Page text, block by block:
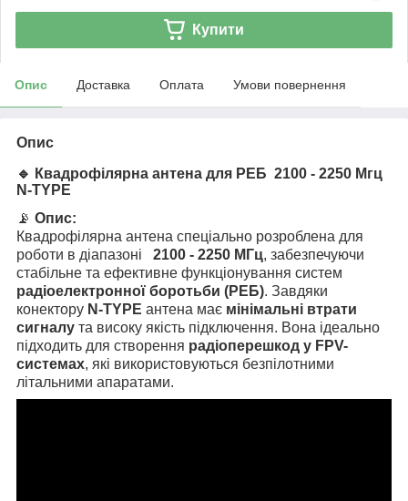
Купити
Опис Доставка Оплата Умови повернення
Опис
🔹 Квадрофілярна антена для РЕБ 2100 - 2250 Мгц
N-TYPE
📡 Опис:
Квадрофілярна антена спеціально розроблена для
роботи в діапазоні
2100 - 2250 МГц, забезпечуючи
стабільне та ефективне функціонування систем
радіоелектронної боротьби (РЕБ). Завдяки
конектору N-TYPE антена має мінімальні втрати
сигналу та високу якість підключення. Вона ідеально
підходить для створення радіоперешкод у FPV-
системах, які використовуються безпілотними
літальними апаратами.